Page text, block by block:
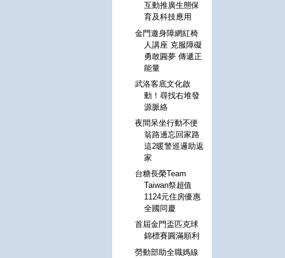
互動推廣生態保
育及科技應用
金門邀身障網紅椅
人講座 克服障礙
勇敢圓夢 傳遞正
能量
武洛客底文化啟
動！尋找右堆發
源脈絡
夜間呆坐行動不便
翁路邊忘回家路
這2暖警巡邏助返
家
台糖長榮Team
Taiwan祭超值
1124元住房優惠
全國同慶
首屆金門盃匹克球
錦標賽圓滿順利
勞動部助全職媽線